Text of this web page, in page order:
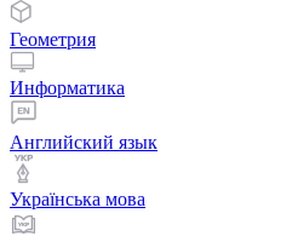
Геометрия
Информатика
Английский язык
Українська мова